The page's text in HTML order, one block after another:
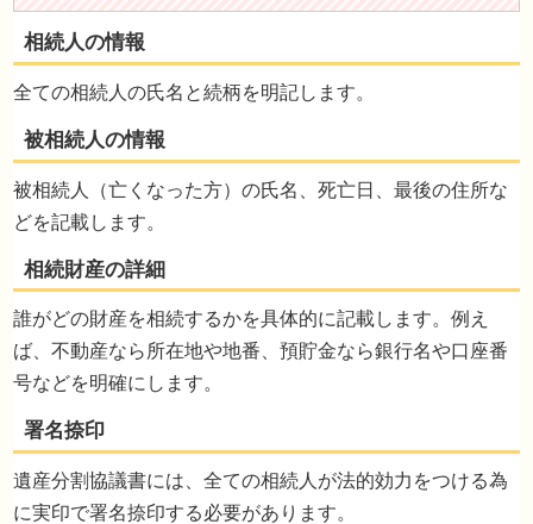
まとめ
全ての相続人の氏名と続柄を明記します。
被相続人（亡くなった方）の氏名、死亡日、最後の住所な
どを記載します。
誰がどの財産を相続するかを具体的に記載します。例え
ば、不動産なら所在地や地番、預貯金なら銀行名や口座番
号などを明確にします。
遺産分割協議書には、全ての相続人が法的効力をつける為
に実印で署名捺印する必要があります。